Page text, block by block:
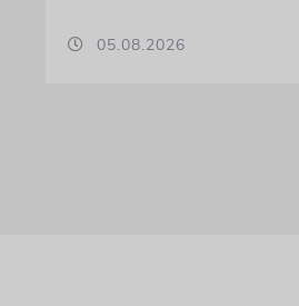
05.08.2026